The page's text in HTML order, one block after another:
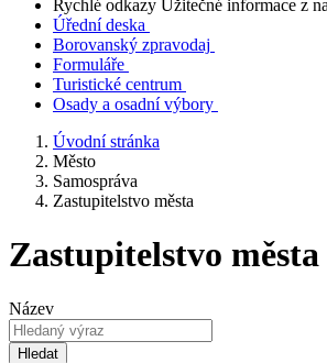
Rychlé odkazy Užitečné informace z
Úřední deska
Borovanský zpravodaj
Formuláře
Turistické centrum
Osady a osadní výbory
Úvodní stránka
Město
Samospráva
Zastupitelstvo města
Zastupitelstvo města
Název
Hledat